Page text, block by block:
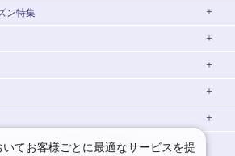
ン特集
10月の海外旅行
ドイツ旅行・ツアー
フィレンツェ航空券
ローマホテル
海外家族・子連れ旅行
プライバシーポリシー
てお客様ごとに最適なサービスを提